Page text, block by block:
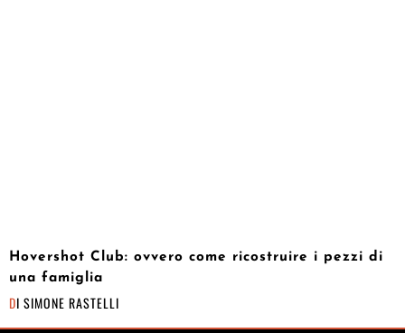
Hovershot Club: ovvero come ricostruire i pezzi di
una famiglia
DI SIMONE RASTELLI